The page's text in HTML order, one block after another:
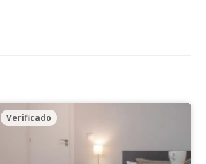
Verificado